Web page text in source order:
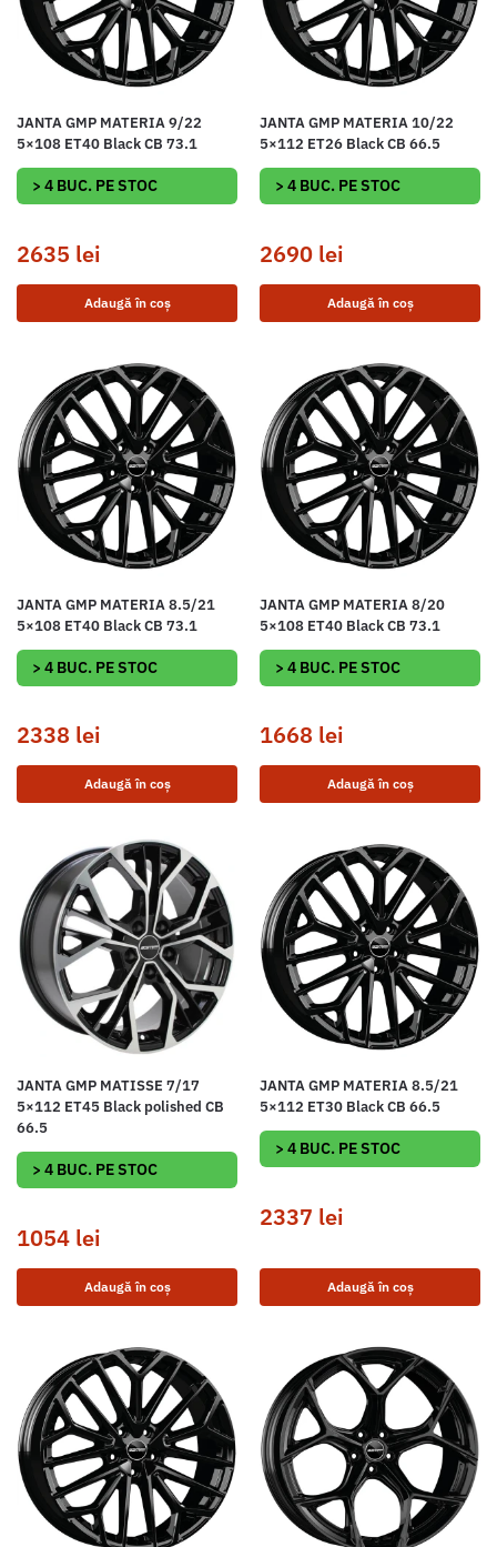
JANTA GMP MATERIA 9/22
5×108 ET40 Black CB 73.1
> 4 BUC. PE STOC
2635 lei
Adaugă în coș
JANTA GMP MATERIA 10/22
5×112 ET26 Black CB 66.5
> 4 BUC. PE STOC
2690 lei
Adaugă în coș
JANTA GMP MATERIA 8.5/21
5×108 ET40 Black CB 73.1
> 4 BUC. PE STOC
2338 lei
Adaugă în coș
JANTA GMP MATERIA 8/20
5×108 ET40 Black CB 73.1
> 4 BUC. PE STOC
1668 lei
Adaugă în coș
JANTA GMP MATISSE 7/17
5×112 ET45 Black polished CB
66.5
> 4 BUC. PE STOC
1054 lei
Adaugă în coș
JANTA GMP MATERIA 8.5/21
5×112 ET30 Black CB 66.5
> 4 BUC. PE STOC
2337 lei
Adaugă în coș